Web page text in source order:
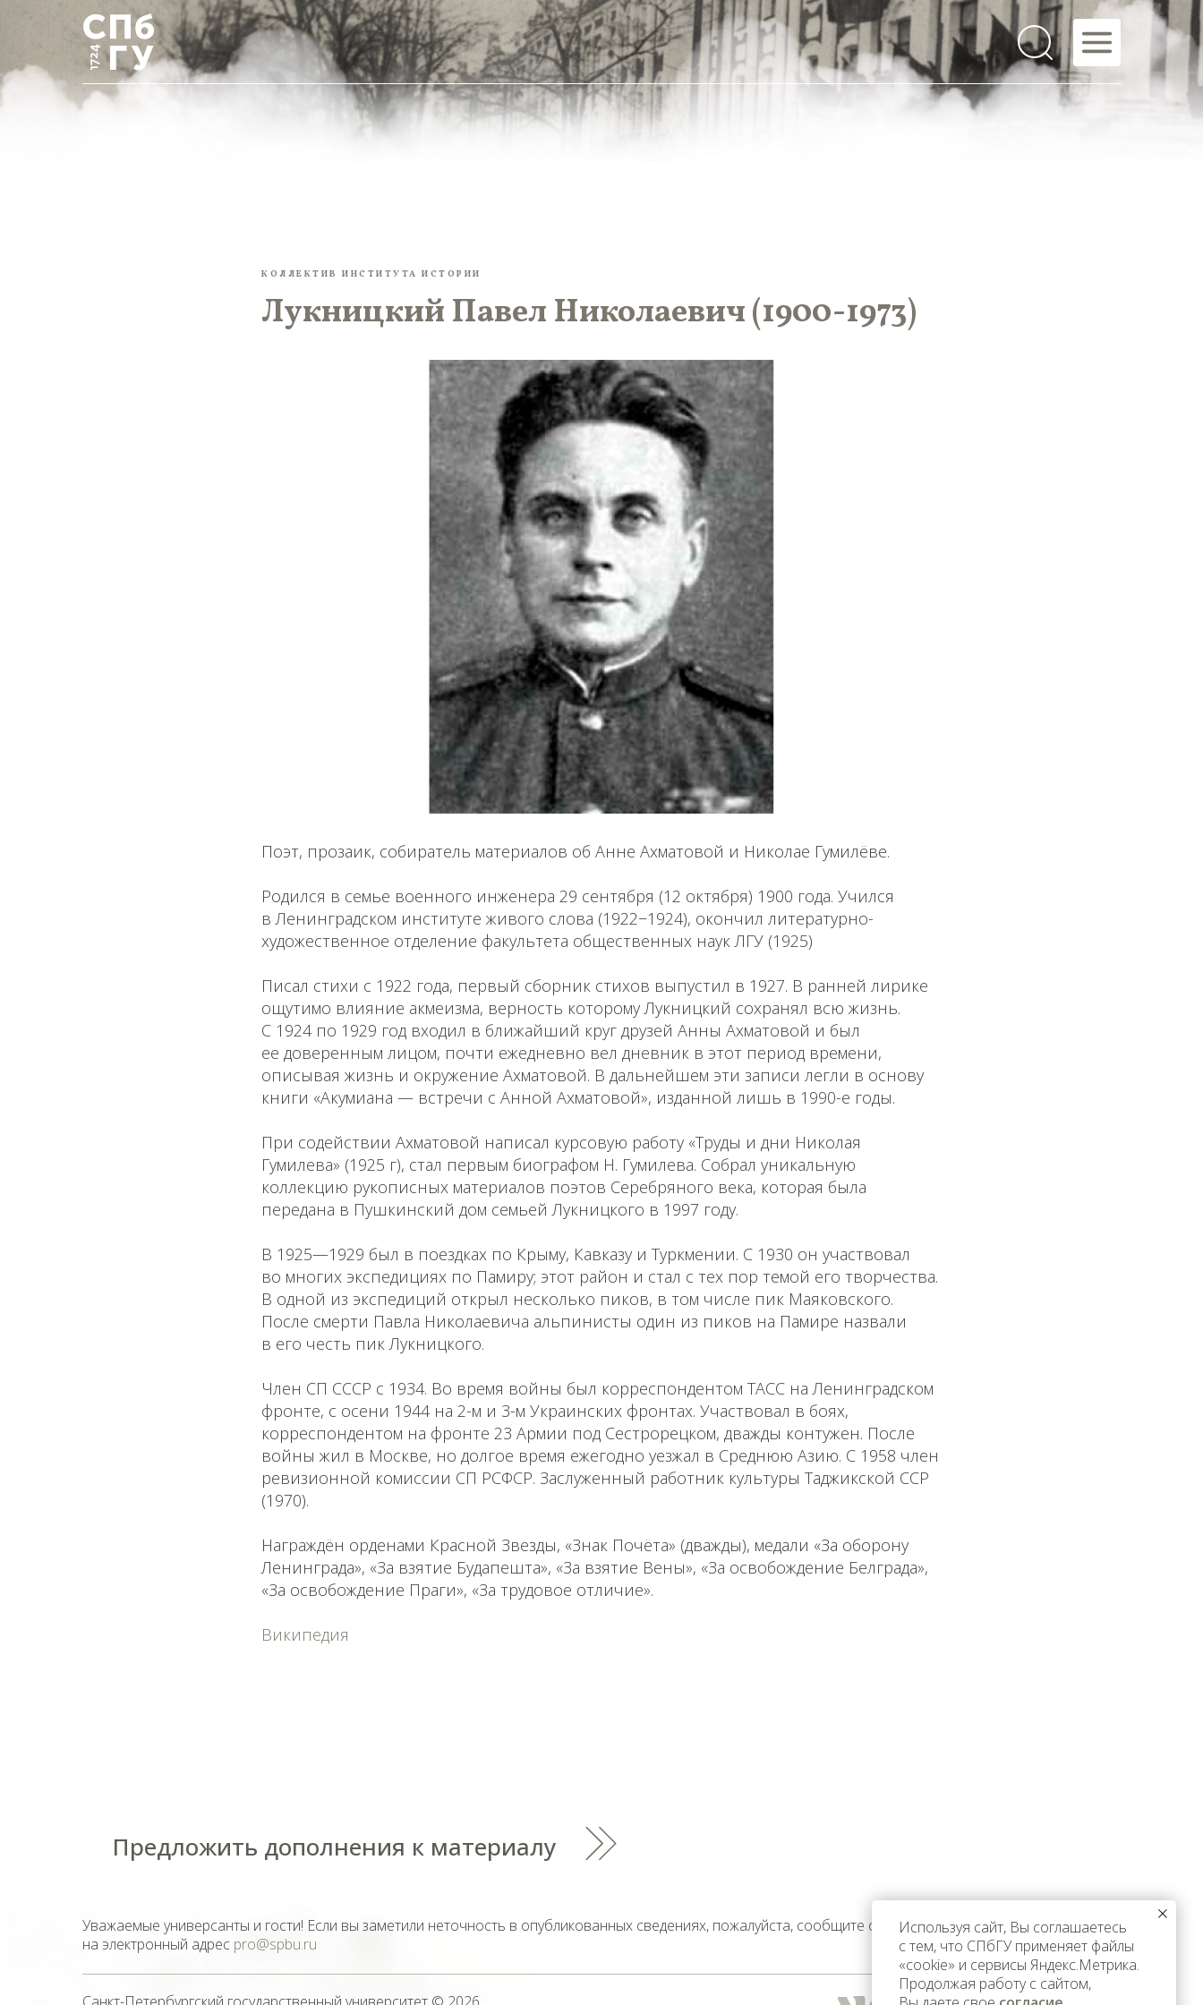
КОЛЛЕКТИВ ИНСТИТУТА ИСТОРИИ
Лукницкий Павел Николаевич (1900-1973)
Поэт, прозаик, собиратель материалов об Анне Ахматовой и Николае Гумилёве.
Родился в семье военного инженера 29 сентября (12 октября) 1900 года. Учился
в Ленинградском институте живого слова (1922−1924), окончил литературно-
художественное отделение факультета общественных наук ЛГУ (1925)
Писал стихи с 1922 года, первый сборник стихов выпустил в 1927. В ранней лирике
ощутимо влияние акмеизма, верность которому Лукницкий сохранял всю жизнь.
С 1924 по 1929 год входил в ближайший круг друзей Анны Ахматовой и был
ее доверенным лицом, почти ежедневно вел дневник в этот период времени,
описывая жизнь и окружение Ахматовой. В дальнейшем эти записи легли в основу
книги «Акумиана — встречи с Анной Ахматовой», изданной лишь в 1990-е годы.
При содействии Ахматовой написал курсовую работу «Труды и дни Николая
Гумилева» (1925 г), стал первым биографом Н. Гумилева. Собрал уникальную
коллекцию рукописных материалов поэтов Серебряного века, которая была
передана в Пушкинский дом семьей Лукницкого в 1997 году.
В 1925—1929 был в поездках по Крыму, Кавказу и Туркмении. С 1930 он участвовал
во многих экспедициях по Памиру; этот район и стал с тех пор темой его творчества.
В одной из экспедиций открыл несколько пиков, в том числе пик Маяковского.
После смерти Павла Николаевича альпинисты один из пиков на Памире назвали
в его честь пик Лукницкого.
Член СП СССР с 1934. Во время войны был корреспондентом ТАСС на Ленинградском
фронте, с осени 1944 на 2-м и 3-м Украинских фронтах. Участвовал в боях,
корреспондентом на фронте 23 Армии под Сестрорецком, дважды контужен. После
войны жил в Москве, но долгое время ежегодно уезжал в Среднюю Азию. С 1958 член
ревизионной комиссии СП РСФСР. Заслуженный работник культуры Таджикской ССР
(1970).
Награждён орденами Красной Звезды, «Знак Почёта» (дважды), медали «За оборону
Ленинграда», «За взятие Будапешта», «За взятие Вены», «За освобождение Белграда»,
«За освобождение Праги», «За трудовое отличие».
Википедия
Предложить дополнения к материалу
Уважаемые универсанты и гости! Если вы заметили неточность в опубликованных сведениях, пожалуйста, сообщите об этом
на электронный адрес pro@spbu.ru
Используя сайт, Вы соглашаетесь
с тем, что СПбГУ применяет файлы
«cookie» и сервисы Яндекс.Метрика.
Продолжая работу с сайтом,